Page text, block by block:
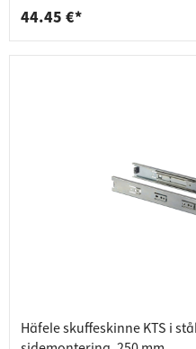
44.45 €*
Häfele skuffeskinne KTS i